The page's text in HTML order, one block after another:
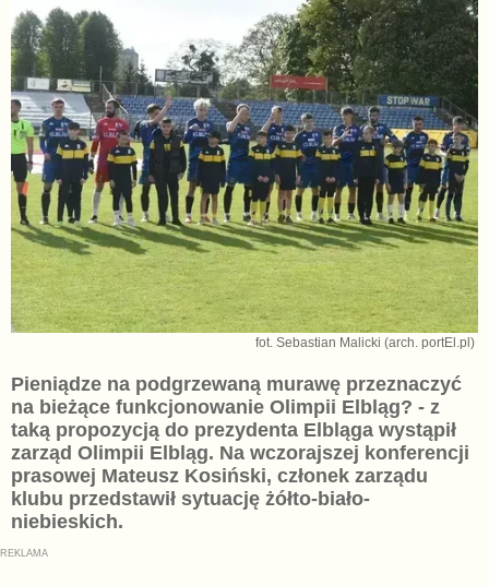
fot. Sebastian Malicki (arch. portEl.pl)
Pieniądze na podgrzewaną murawę przeznaczyć
na bieżące funkcjonowanie Olimpii Elbląg? - z
taką propozycją do prezydenta Elbląga wystąpił
zarząd Olimpii Elbląg. Na wczorajszej konferencji
prasowej Mateusz Kosiński, członek zarządu
klubu przedstawił sytuację żółto-biało-
niebieskich.